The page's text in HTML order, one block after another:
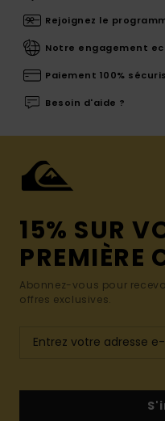
Rejoignez le
Notre engagement
Paiement 100%
Besoin d'aide ?
15% SUR
PREMIÈRE
Abonnez-vous pour
offres exclusives.